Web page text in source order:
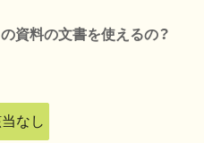
資料の文書を使えるの？
なし